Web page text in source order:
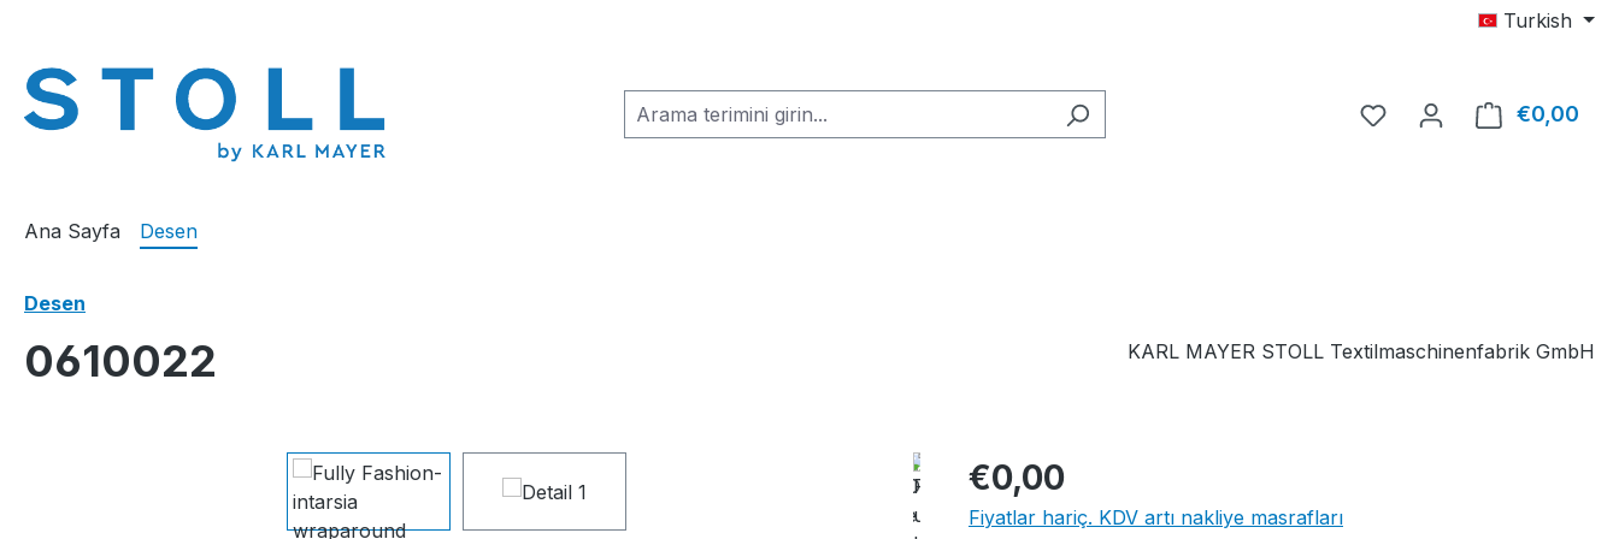
Turkish
0 istek listesi ürününüz
€0,00
Ana Sayfa Desen
Desen
0610022 KARL MAYER STOLL Textilmaschinenfabrik GmbH
€0,00
Fiyatlar hariç. KDV artı nakliye masrafları